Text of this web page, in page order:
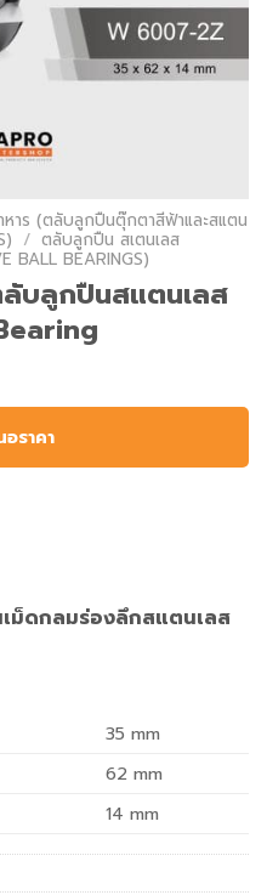
าร (ตลับลูกปืนตุ๊กตาสีฟ้าและสแตน
/ ตลับลูกปืน สเตนเลส
BALL BEARINGS)
บลูกปืนสแตนเลส
อราคา
ม็ดกลมร่องลึกสแตนเลส
35 mm
62 mm
14 mm